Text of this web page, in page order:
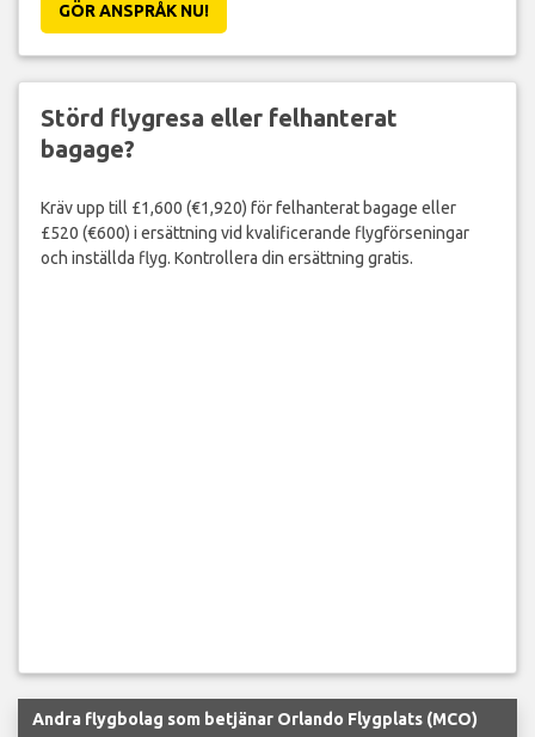
GÖR ANSPRÅK NU!
Störd flygresa eller felhanterat
bagage?
Kräv upp till £1,600 (€1,920) för felhanterat bagage eller
£520 (€600) i ersättning vid kvalificerande flygförseningar
och inställda flyg. Kontrollera din ersättning gratis.
Andra flygbolag som betjänar Orlando Flygplats (MCO)